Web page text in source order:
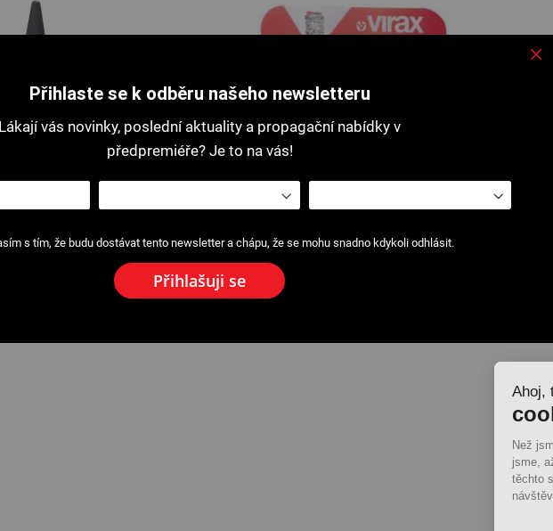
Přihlaste se k odběru našeho newsletteru
Lákají vás novinky, poslední aktuality a propagační nabídky v
předpremiéře? Je to na vás!
s tím, že budu dostávat tento newsletter a chápu, že se mohu snadno kdykoli odhlásit.
Přihlašuji se
Ahoj, to jsme my..
Než jsme vás začali
jsme, až si budeme
těchto stránek zajímá,
návštěvě... Nevadí vám